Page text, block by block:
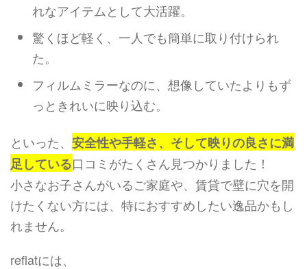
れなアイテムとして大活躍。
驚くほど軽く、一人でも簡単に取り付けられ
た。
フィルムミラーなのに、想像していたよりもず
っときれいに映り込む。
といった、 安全性や手軽さ、そして映りの良さに満
足している口コミがたくさん見つかりました！
小さなお子さんがいるご家庭や、賃貸で壁に穴を開
けたくない方には、特におすすめしたい逸品かもし
れません。
reflatには、